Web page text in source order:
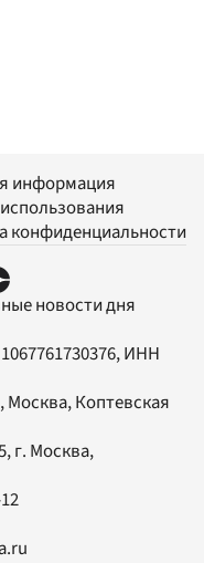
информация
конфиденциальности
новости дня
ИНН
Москва, Коптевская
, г. Москва,